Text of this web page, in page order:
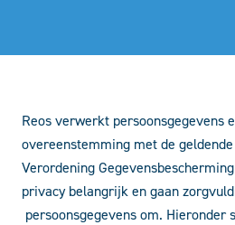
Reos verwerkt persoonsgegevens
overeenstemming met de
Verordening
privacy belangrijk en gaan
persoonsgegevens om. Hieronder